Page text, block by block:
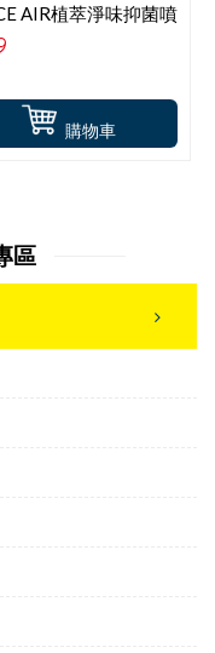
購物車
AIR植萃淨味抑菌噴
區